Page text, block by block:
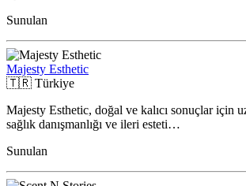
Sunulan
Majesty Esthetic
🇹🇷 Türkiye
Majesty Esthetic, doğal ve kalıcı sonuçlar için
sağlık danışmanlığı ve ileri esteti…
Sunulan